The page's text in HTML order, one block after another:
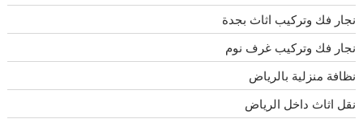
نجار فك وتركيب اثاث بجدة
نجار فك وتركيب غرف نوم
نظافة منزلية بالرياض
نقل اثاث داخل الرياض